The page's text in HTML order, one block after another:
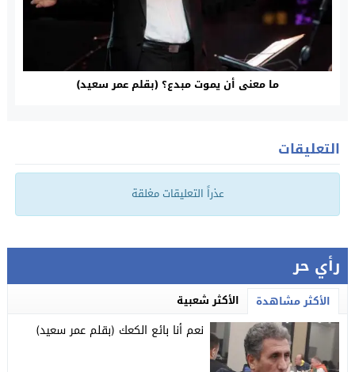
ما معنى أن يموت مبدع؟ (بقلم عمر سعيد)
التعليقات
عذراً التعليقات مغلقة
رأي حر
الأكثر مشاهدة الأكثر شعبية
نعم أنا بائع الكعك (بقلم عمر سعيد)